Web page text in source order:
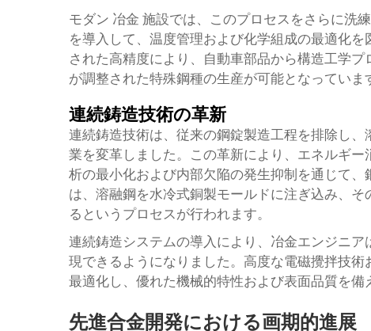
モダン 冶金 施設では、このプロセスをさらに洗
を導入して、温度管理および化学組成の最適化
された高精度により、自動車部品から構造工学
が調整された特殊鋼種の生産が可能となっていま
連続鋳造技術の革新
連続鋳造技術は、従来の鋼錠製造工程を排除し
業を変革しました。この革新により、エネルギ
析の最小化および内部欠陥の発生抑制を通じて
は、溶融鋼を水冷式銅製モールドに注ぎ込み、
るというプロセスが行われます。
連続鋳造システムの導入により、冶金エンジニ
現できるようになりました。高度な電磁攪拌技
最適化し、優れた機械的特性および表面品質を備
先進合金開発における画期的進展